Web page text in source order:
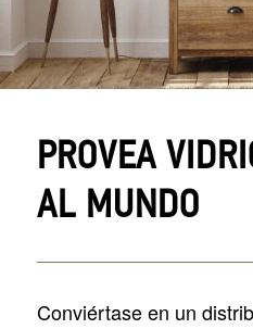
PROVEA
AL MUNDO
Conviértase en un